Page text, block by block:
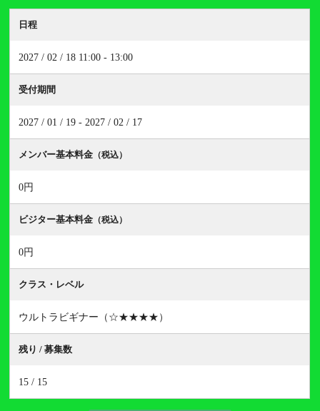
日程
2027 / 02 / 18 11:00 - 13:00
受付期間
2027 / 01 / 19 - 2027 / 02 / 17
メンバー基本料金 （税込）
0円
ビジター基本料金 （税込）
0円
クラス・レベル
ウルトラビギナー（☆★★★★）
残り / 募集数
15 / 15